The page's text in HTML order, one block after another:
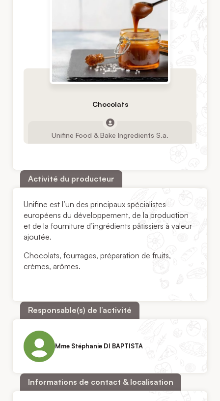
Chocolats
Unifine Food & Bake Ingredients S.a.
Activité du producteur
Unifine est l’un des principaux spécialistes
européens du développement, de la production
et de la fourniture d’ingrédients pâtissiers à valeur
ajoutée.
Chocolats, fourrages, préparation de fruits,
crèmes, arômes.
Responsable(s) de l’activité
Mme Stéphanie DI BAPTISTA
Informations de contact & localisation